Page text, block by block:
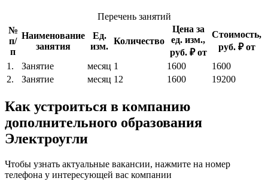
Перечень занятий
№
п/
п
Наименование
занятия
Ед.
изм.
Количество
Цена за
ед. изм.,
руб. ₽ от
Стоимость,
руб. ₽ от
1.
Занятие месяц 1 1600
1600
2.
Занятие месяц 12 1600 19200
Как устроиться в компанию
дополнительного образования
Электроугли
Чтобы узнать актуальные вакансии, нажмите на номер
телефона у интересующей вас компании